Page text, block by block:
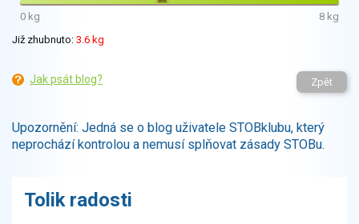
0 kg
8 kg
Již zhubnuto: 3.6 kg
Jak psát blog? Zpět
Upozornění: Jedná se o blog uživatele STOBklubu, který
neprochází kontrolou a nemusí splňovat zásady STOBu.
Tolik radosti